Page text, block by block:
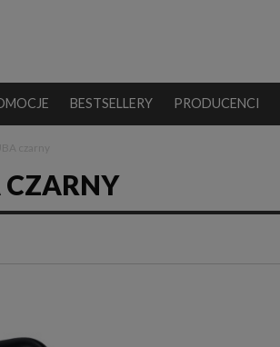
BESTSELLERY PRODUCENCI
CZARNY